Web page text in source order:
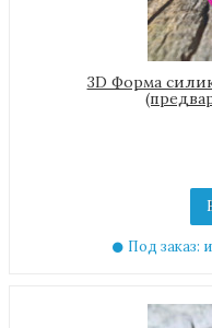
3D Форма
Под заказ: